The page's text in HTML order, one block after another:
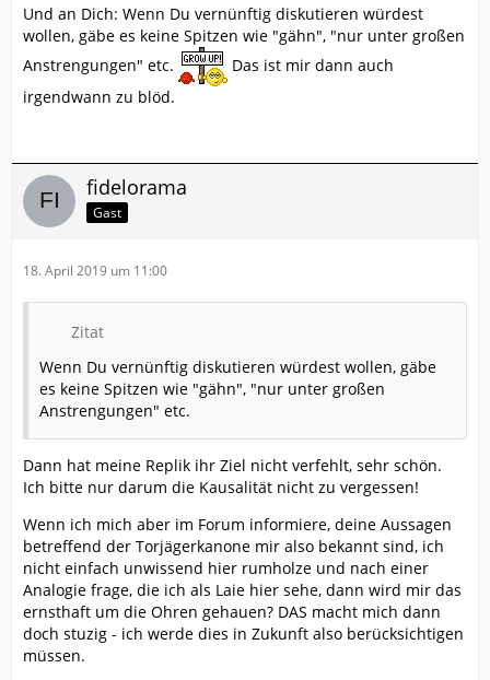
Und an Dich: Wenn Du vernünftig diskutieren würdest
wollen, gäbe es keine Spitzen wie "gähn", "nur unter großen
Anstrengungen" etc.
Das ist mir dann auch
irgendwann zu blöd.
fidelorama
Gast
18. April 2019 um 11:00
Zitat
Wenn Du vernünftig diskutieren würdest wollen, gäbe
es keine Spitzen wie "gähn", "nur unter großen
Anstrengungen" etc.
Dann hat meine Replik ihr Ziel nicht verfehlt, sehr schön.
Ich bitte nur darum die Kausalität nicht zu vergessen!
Wenn ich mich aber im Forum informiere, deine Aussagen
betreffend der Torjägerkanone mir also bekannt sind, ich
nicht einfach unwissend hier rumholze und nach einer
Analogie frage, die ich als Laie hier sehe, dann wird mir das
ernsthaft um die Ohren gehauen? DAS macht mich dann
doch stuzig - ich werde dies in Zukunft also berücksichtigen
müssen.